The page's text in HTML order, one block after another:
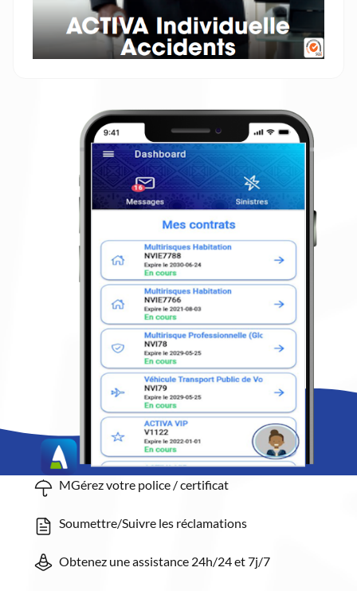
MGérez votre police / certificat
Soumettre/Suivre les réclamations
Obtenez une assistance 24h/24 et 7j/7